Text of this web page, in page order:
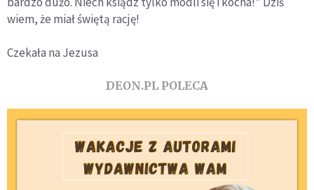
wiem, że miał świętą rację!
Czekała na Jezusa
DEON.PL POLECA